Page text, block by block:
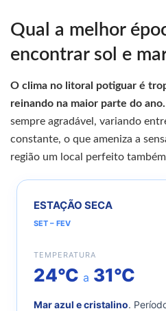
Qual a melhor
encontrar sol e
O clima no litoral potiguar é
reinando na maior parte do ano.
sempre agradável, variando
constante, o que ameniza a
região um local perfeito
ESTAÇÃO SECA
SET – FEV
TEMPERATURA
24°C a 31°C
Mar azul e cristalino.